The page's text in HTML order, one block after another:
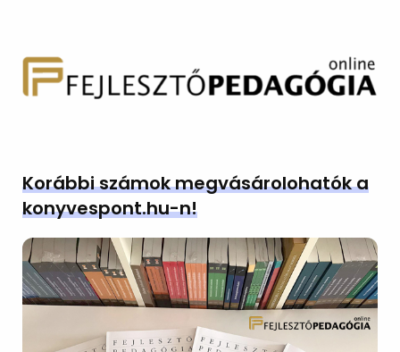
Korábbi számok megvásárolohatók a
konyvespont.hu-n!